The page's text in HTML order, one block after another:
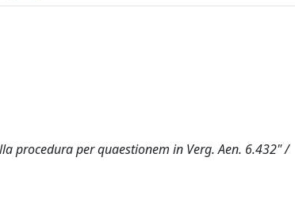
procedura per quaestionem in Verg. Aen. 6.432" /